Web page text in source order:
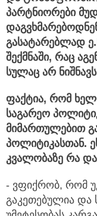
პარტნიორები
გასატარებლად
შექმნაში, რაც
სულაც არ
ფაქტია, რომ
საგარეო
მიმართულებით
პოლიტიკასთან.
კვალობაზე რა
- ვფიქრობ, რომ
გაკეთებულია